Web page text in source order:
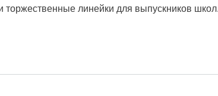
линейки для выпускников